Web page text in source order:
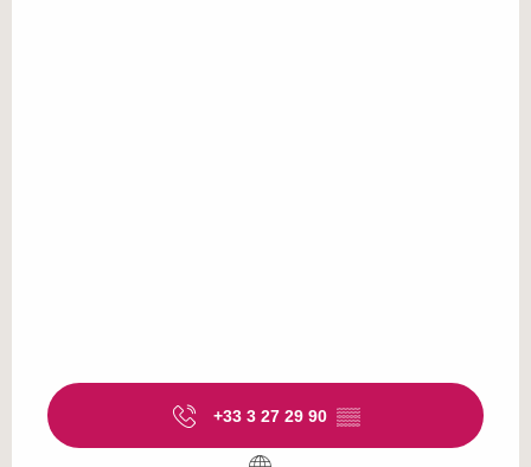
+33 3 27 29 90 ▒▒